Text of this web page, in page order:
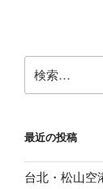
ー
シ
索:
最近の投稿
台北・松山